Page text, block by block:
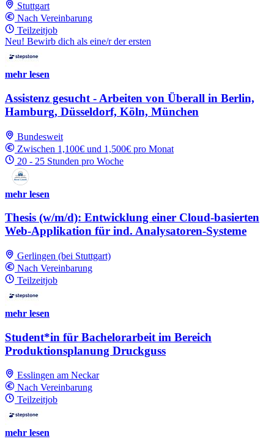
Stuttgart
Nach Vereinbarung
Teilzeitjob
Neu! Bewirb dich als eine/r der ersten
mehr lesen
Assistenz gesucht - Arbeiten von Überall in Berlin,
Hamburg, Düsseldorf, Köln, München
Bundesweit
Zwischen 1,100€ und 1,500€ pro Monat
20 - 25 Stunden pro Woche
mehr lesen
Thesis (w/m/d): Entwicklung einer Cloud-basierten
Web-Applikation für ind. Analysatoren-Systeme
Gerlingen (bei Stuttgart)
Nach Vereinbarung
Teilzeitjob
mehr lesen
Student*in für Bachelorarbeit im Bereich
Produktionsplanung Druckguss
Esslingen am Neckar
Nach Vereinbarung
Teilzeitjob
mehr lesen